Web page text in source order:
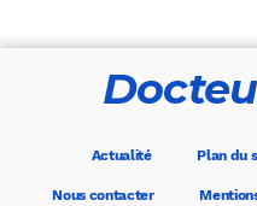
Actualité Plan du
Nous contacter